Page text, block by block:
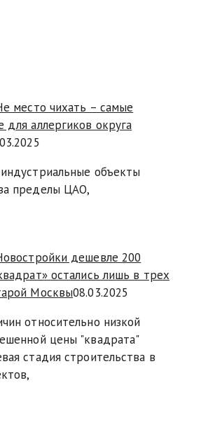
место чихать – самые
для аллергиков округа
объекты
пределы ЦАО,
дешевле 200
остались лишь в трех
Москвы08.03.2025
относительно низкой
цены "квадрата"
стадия строительства в